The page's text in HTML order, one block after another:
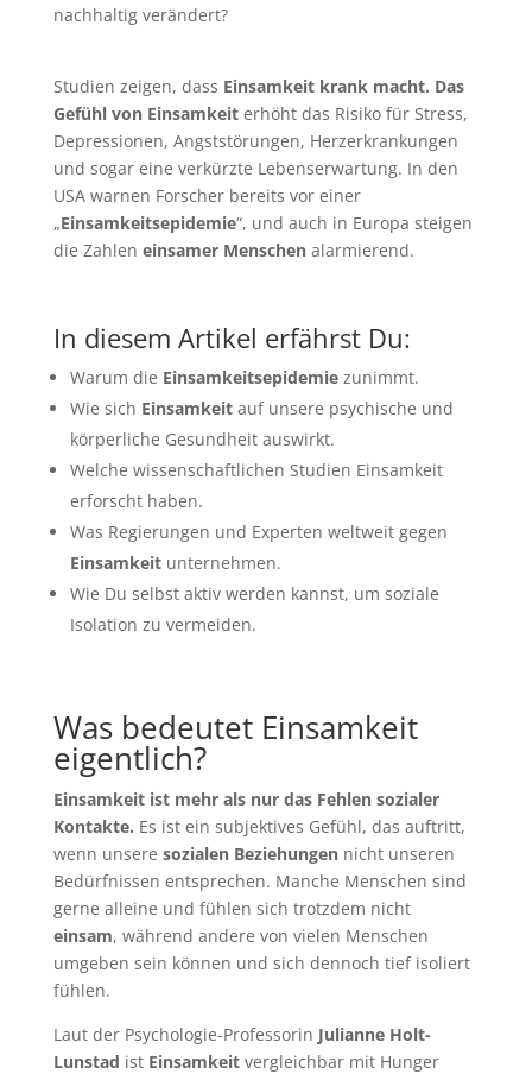
nachhaltig verändert?
Studien zeigen, dass Einsamkeit krank macht. Das
Gefühl von Einsamkeiterhöht das Risiko für Stress,
Depressionen, Angststörungen, Herzerkrankungen
und sogar eine verkürzte Lebenserwartung. In den
USA warnen Forscher bereits vor einer
„Einsamkeitsepidemie“, und auch in Europa steigen
die Zahlen einsamer Menschenalarmierend.
In diesem Artikel erfährst Du:
Warum die Einsamkeitsepidemiezunimmt.
Wie sich Einsamkeitauf unsere psychische und
körperliche Gesundheit auswirkt.
Welche wissenschaftlichen Studien Einsamkeit
erforscht haben.
Was Regierungen und Experten weltweit gegen
Einsamkeitunternehmen.
Wie Du selbst aktiv werden kannst, um soziale
Isolation zu vermeiden.
Was bedeutet Einsamkeit
eigentlich?
Einsamkeit ist mehr als nur das Fehlen sozialer
Kontakte. Es ist ein subjektives Gefühl, das auftritt,
wenn unsere sozialen Beziehungennicht unseren
Bedürfnissen entsprechen. Manche Menschen sind
gerne alleine und fühlen sich trotzdem nicht
einsam, während andere von vielen Menschen
umgeben sein können und sich dennoch tief isoliert
fühlen.
Laut der Psychologie-Professorin Julianne Holt-
Lunstad ist Einsamkeitvergleichbar mit Hunger